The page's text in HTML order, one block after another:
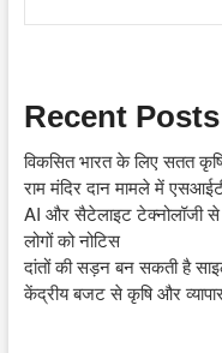
Recent Posts
विकसित भारत के लिए सतत
राम मंदिर दान मामले में
AI और सैटेलाइट टेक्नोलॉजी
लोगों को नोटिस
दांतों की सड़न बन सकती है
केंद्रीय बजट से कृषि और